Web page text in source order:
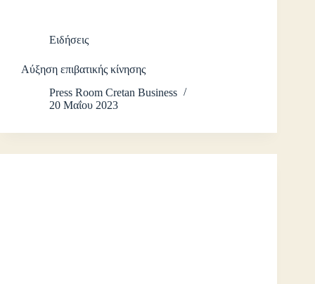
Ειδήσεις
Αύξηση επιβατικής κίνησης
Press Room Cretan Business
20 Μαΐου 2023